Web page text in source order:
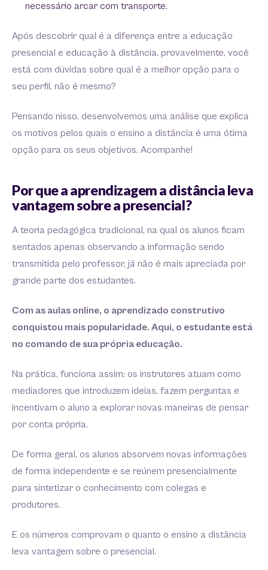
necessário arcar com transporte.
Após descobrir qual é a diferença entre a educação
presencial e educação à distância, provavelmente, você
está com dúvidas sobre qual é a melhor opção para o
seu perfil, não é mesmo?
Pensando nisso, desenvolvemos uma análise que explica
os motivos pelos quais o ensino a distância é uma ótima
opção para os seus objetivos. Acompanhe!
Por que a aprendizagem a distância leva
vantagem sobre a presencial?
A teoria pedagógica tradicional, na qual os alunos ficam
sentados apenas observando a informação sendo
transmitida pelo professor, já não é mais apreciada por
grande parte dos estudantes.
Com as aulas online, o aprendizado construtivo
conquistou mais popularidade. Aqui, o estudante está
no comando de sua própria educação.
Na prática, funciona assim: os instrutores atuam como
mediadores que introduzem ideias, fazem perguntas e
incentivam o aluno a explorar novas maneiras de pensar
por conta própria.
De forma geral, os alunos absorvem novas informações
de forma independente e se reúnem presencialmente
para sintetizar o conhecimento com colegas e
produtores.
E os números comprovam o quanto o ensino a distância
leva vantagem sobre o presencial.